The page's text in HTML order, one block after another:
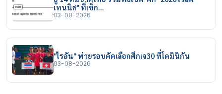
เทนนิส" ที่เช็ก…
03-08-2026
"ไรอัน" พ่ายรอบคัดเลือกศึกเจ30 ที่โดมินิกัน
03-08-2026